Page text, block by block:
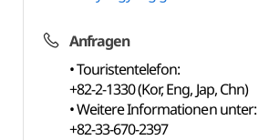
Anfragen
• Touristentelefon:
+82-2-1330 (Kor, Eng, Jap, Chn)
• Weitere Informationen unter:
+82-33-670-2397